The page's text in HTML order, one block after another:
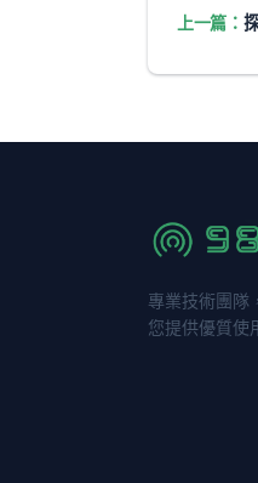
上一篇：
專業技術團隊
您提供優質使